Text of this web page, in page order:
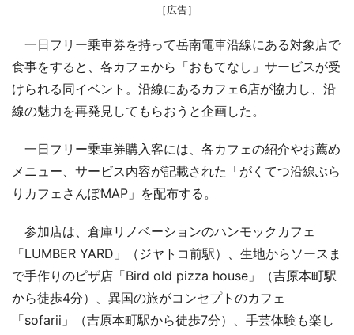
［広告］
一日フリー乗車券を持って岳南電車沿線にある対象店で
食事をすると、各カフェから「おもてなし」サービスが受
けられる同イベント。沿線にあるカフェ6店が協力し、沿
線の魅力を再発見してもらおうと企画した。
一日フリー乗車券購入客には、各カフェの紹介やお薦め
メニュー、サービス内容が記載された「がくてつ沿線ぶら
りカフェさんぽMAP」を配布する。
参加店は、倉庫リノベーションのハンモックカフェ
「LUMBER YARD」（ジヤトコ前駅）、生地からソースま
で手作りのピザ店「Bird old pizza house」（吉原本町駅
から徒歩4分）、異国の旅がコンセプトのカフェ
「sofarii」（吉原本町駅から徒歩7分）、手芸体験も楽し